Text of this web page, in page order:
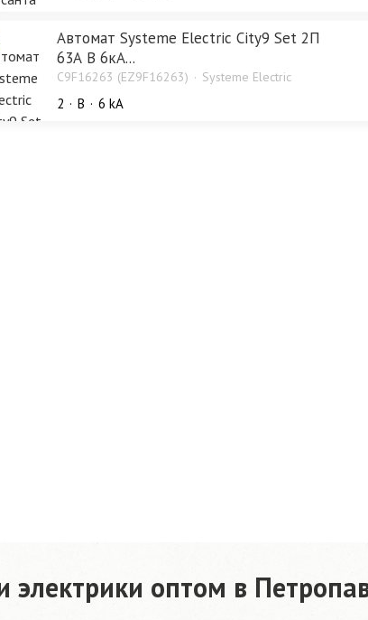
Автомат Systeme Electric City9 Set 2П
63А В 6кА...
C9F16263 (EZ9F16263) Systeme Electric
2 B 6 kA
электрики оптом в